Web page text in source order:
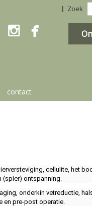
Zoek


contact
cellulite, het
(spier) ontspanning.
onderkin vetreductie,
en pre-post operatie.